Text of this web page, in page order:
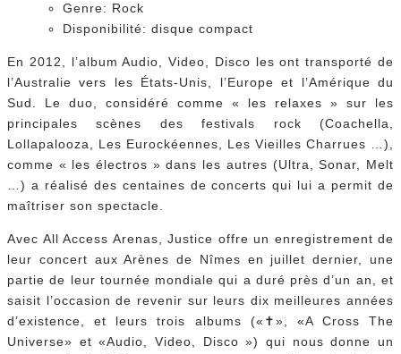
Genre: Rock
Disponibilité: disque compact
En 2012, l’album Audio, Video, Disco les ont transporté de
l’Australie vers les États-Unis, l’Europe et l’Amérique du
Sud. Le duo, considéré comme « les relaxes » sur les
principales scènes des festivals rock (Coachella,
Lollapalooza, Les Eurockéennes, Les Vieilles Charrues …),
comme « les électros » dans les autres (Ultra, Sonar, Melt
…) a réalisé des centaines de concerts qui lui a permit de
maîtriser son spectacle.
Avec All Access Arenas, Justice offre un enregistrement de
leur concert aux Arènes de Nîmes en juillet dernier, une
partie de leur tournée mondiale qui a duré près d’un an, et
saisit l’occasion de revenir sur leurs dix meilleures années
d’existence, et leurs trois albums («✝», «A Cross The
Universe» et «Audio, Video, Disco ») qui nous donne un